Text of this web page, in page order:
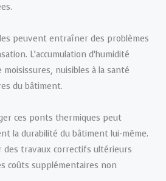
peuvent entraîner des problèmes
L’accumulation d’humidité
nuisibles à la santé
du bâtiment.
ces ponts thermiques peut
la durabilité du bâtiment lui-même.
des travaux correctifs ultérieurs
coûts supplémentaires non